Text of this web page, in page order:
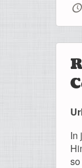
🕔
In